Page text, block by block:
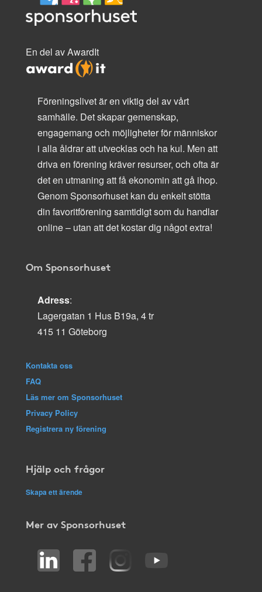
En del av AwardIt
Föreningslivet är en viktig del av vårt
samhälle. Det skapar gemenskap,
engagemang och möjligheter för människor
i alla åldrar att utvecklas och ha kul. Men att
driva en förening kräver resurser, och ofta är
det en utmaning att få ekonomin att gå ihop.
Genom Sponsorhuset kan du enkelt stötta
din favoritförening samtidigt som du handlar
online – utan att det kostar dig något extra!
Om Sponsorhuset
Adress:
Lagergatan 1 Hus B19a, 4 tr
415 11 Göteborg
Kontakta oss
FAQ
Läs mer om Sponsorhuset
Privacy Policy
Registrera ny förening
Hjälp och frågor
Skapa ett ärende
Mer av Sponsorhuset